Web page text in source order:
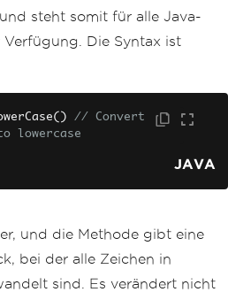
steht somit für alle Java-
Die Syntax ist
()
// Convert
lowercase
JAVA
und die Methode gibt eine
bei der alle Zeichen in
sind. Es verändert nicht